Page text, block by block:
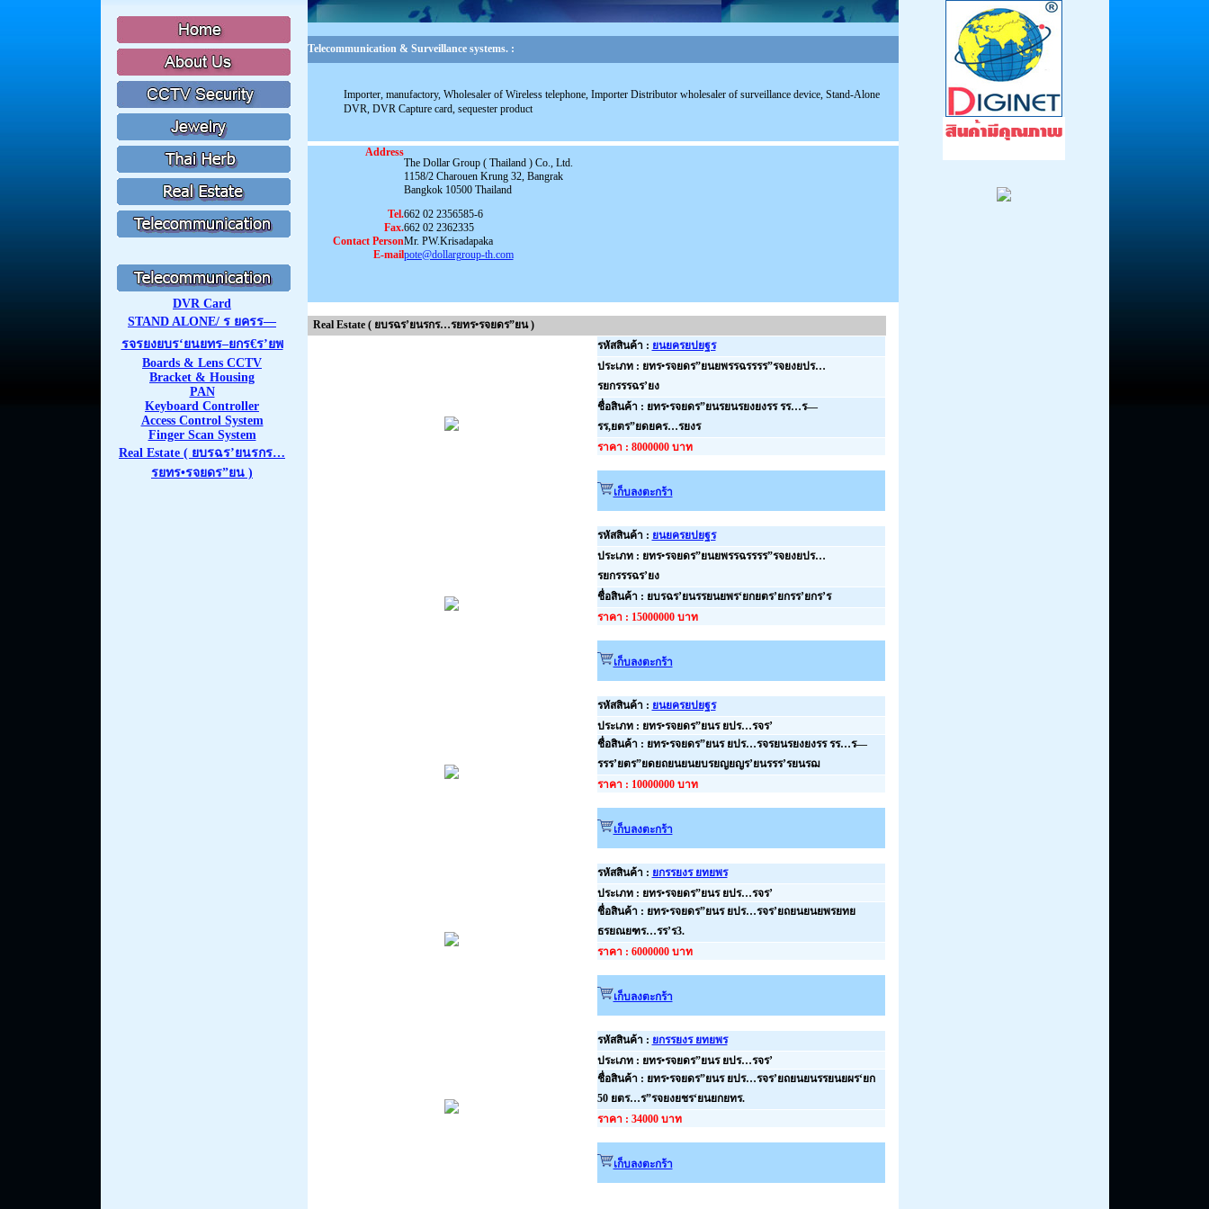
DVR Card
STAND ALONE/ ร ยครร—
รจรยงยบร‘ยนยทร–ยกร€ร’ยพ
Boards & Lens CCTV
Bracket & Housing
PAN
Keyboard Controller
Access Control System
Finger Scan System
Real Estate ( ยบรฉร’ยนรกร…
รยทร•รจยดร”ยน )
Telecommunication & Surveillance systems. :
Importer, manufactory, Wholesaler of Wireless telephone, Importer Distributor wholesaler of surveillance device, Stand-Alone
DVR, DVR Capture card, sequester product
Address
The Dollar Group ( Thailand ) Co., Ltd.
1158/2 Charouen Krung 32, Bangrak
Bangkok 10500 Thailand
Tel.662 02 2356585-6
Fax.662 02 2362335
Contact PersonMr. PW.Krisadapaka
E-mailpote@dollargroup-th.com
Real Estate ( ยบรฉร’ยนรกร…รยทร•รจยดร”ยน )
รหัสสินค้า : ยนยครยปยฐร
ประเภท : ยทร•รจยดร”ยนยพรรฉรรรร”รจยงยปร…
รยกรรรฉร’ยง
ชื่อสินค้า : ยทร•รจยดร”ยนรยนรยงยงรร รร…ร—
รร,ยตร”ยดยคร…รยงร
ราคา : 8000000 บาท
เก็บลงตะกร้า
รหัสสินค้า : ยนยครยปยฐร
ประเภท : ยทร•รจยดร”ยนยพรรฉรรรร”รจยงยปร…
รยกรรรฉร’ยง
ชื่อสินค้า : ยบรฉร’ยนรรยนยพร‘ยกยตร’ยกรร’ยกร’ร
ราคา : 15000000 บาท
เก็บลงตะกร้า
รหัสสินค้า : ยนยครยปยฐร
ประเภท : ยทร•รจยดร”ยนร ยปร…รจร’
ชื่อสินค้า : ยทร•รจยดร”ยนร ยปร…รจรยนรยงยงรร รร…ร—
รรร’ยตร”ยดยถยนยนยบรยญยญร’ยนรรร’รยนรฌ
ราคา : 10000000 บาท
เก็บลงตะกร้า
รหัสสินค้า : ยกรรยงร ยทยพร
ประเภท : ยทร•รจยดร”ยนร ยปร…รจร’
ชื่อสินค้า : ยทร•รจยดร”ยนร ยปร…รจร’ยถยนยนยพรยทย
ธรยณยฑร…รร’ร3.
ราคา : 6000000 บาท
เก็บลงตะกร้า
รหัสสินค้า : ยกรรยงร ยทยพร
ประเภท : ยทร•รจยดร”ยนร ยปร…รจร’
ชื่อสินค้า : ยทร•รจยดร”ยนร ยปร…รจร’ยถยนยนรรยนยผร‘ยก
50 ยตร…ร”รจยงยชร‘ยนยกยทร.
ราคา : 34000 บาท
เก็บลงตะกร้า